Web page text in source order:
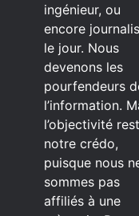
ingénieur, ou
encore
le jour. Nous
devenons les
pourfendeurs
l’information.
l’objectivité
notre crédo,
puisque nous
sommes pas
affiliés à une